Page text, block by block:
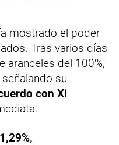
mostrado el poder
Tras varios días
aranceles del 100%,
señalando su
con Xi
1,29%,